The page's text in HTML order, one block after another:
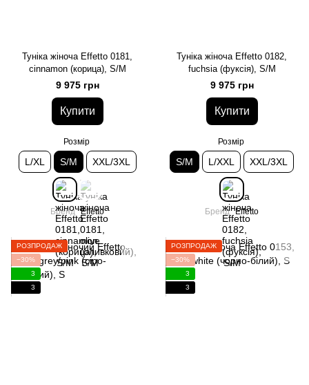
Туніка жіноча Effetto 0181,
cinnamon (корица), S/M
9 975 грн
Купити
Розмір
L/XL S/M XXL/3XL
Бренд Effetto
Туніка жіноча Effetto 0182,
fuchsia (фуксія), S/M
9 975 грн
Купити
Розмір
S/M L/XXL XXL/3XL
Бренд Effetto
РОЗПРОДАЖ
−30%
3
3
РОЗПРОДАЖ
−30%
3
3